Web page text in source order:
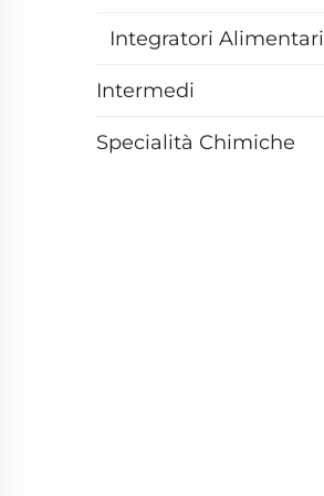
Integratori Alimentari
Intermedi
Specialità Chimiche